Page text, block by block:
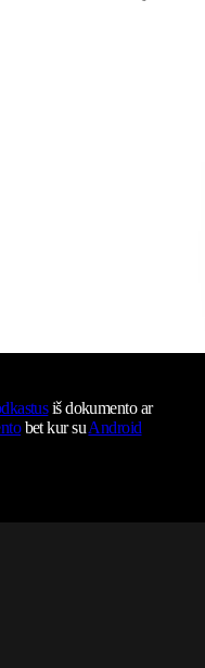
iš dokumento ar
bet kur suAndroid